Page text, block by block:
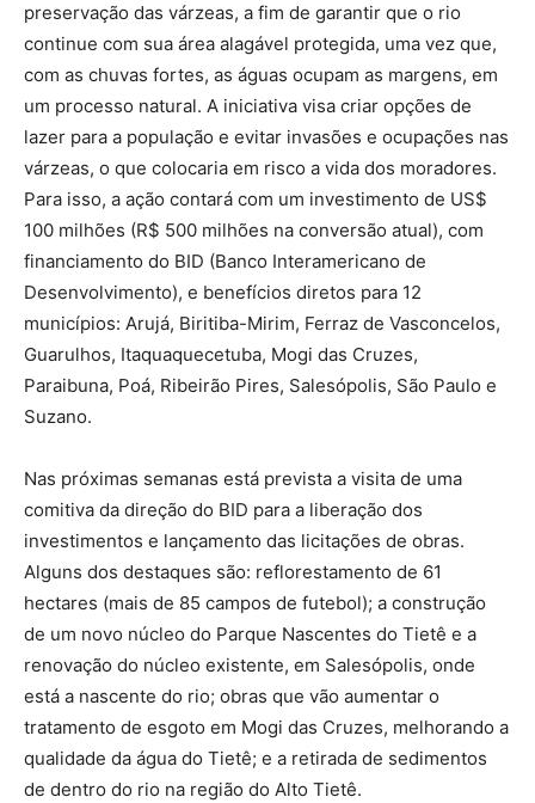
preservação das várzeas, a fim de garantir que o rio
continue com sua área alagável protegida, uma vez que,
com as chuvas fortes, as águas ocupam as margens, em
um processo natural. A iniciativa visa criar opções de
lazer para a população e evitar invasões e ocupações nas
várzeas, o que colocaria em risco a vida dos moradores.
Para isso, a ação contará com um investimento de US$
100 milhões (R$ 500 milhões na conversão atual), com
financiamento do BID (Banco Interamericano de
Desenvolvimento), e benefícios diretos para 12
municípios: Arujá, Biritiba-Mirim, Ferraz de Vasconcelos,
Guarulhos, Itaquaquecetuba, Mogi das Cruzes,
Paraibuna, Poá, Ribeirão Pires, Salesópolis, São Paulo e
Suzano.
Nas próximas semanas está prevista a visita de uma
comitiva da direção do BID para a liberação dos
investimentos e lançamento das licitações de obras.
Alguns dos destaques são: reflorestamento de 61
hectares (mais de 85 campos de futebol); a construção
de um novo núcleo do Parque Nascentes do Tietê e a
renovação do núcleo existente, em Salesópolis, onde
está a nascente do rio; obras que vão aumentar o
tratamento de esgoto em Mogi das Cruzes, melhorando a
qualidade da água do Tietê; e a retirada de sedimentos
de dentro do rio na região do Alto Tietê.